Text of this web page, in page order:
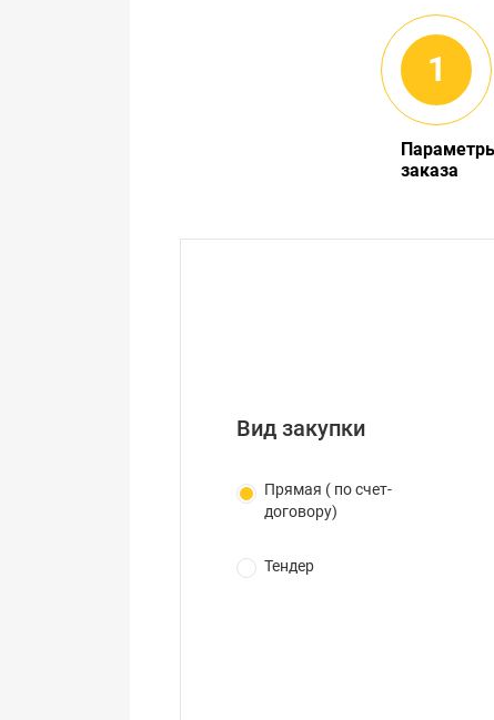
заказа
Вид закупки
Прямая ( по счет-
договору)
Тендер